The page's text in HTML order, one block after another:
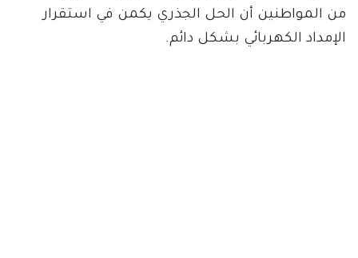
من المواطنين أن الحل الجذري يكمن في استقرار
الإمداد الكهربائي بشكل دائم.